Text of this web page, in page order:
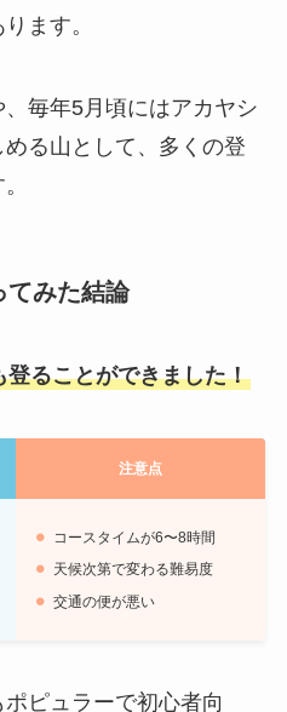
ます。
毎年5月頃にはアカヤシ
る山として、多くの登
。
てみた結論
ることができました！
注意点
コースタイムが6〜8時間
天候次第で変わる難易度
交通の便が悪い
ピュラーで初心者向